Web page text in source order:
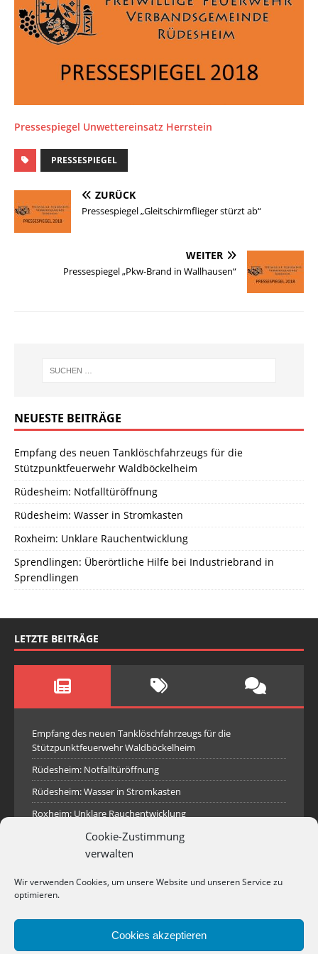
Cookie-Zustimmung
verwalten
Wir verwenden Cookies, um unsere Website und unseren Service zu
optimieren.
Cookies akzeptieren
Pressespiegel Unwettereinsatz Herrstein
PRESSESPIEGEL
ZURÜCK
Pressespiegel „Gleitschirmflieger stürzt ab“
WEITER
Pressespiegel „Pkw-Brand in Wallhausen“
NEUESTE BEITRÄGE
Empfang des neuen Tanklöschfahrzeugs für die
Stützpunktfeuerwehr Waldböckelheim
Rüdesheim: Notfalltüröffnung
Rüdesheim: Wasser in Stromkasten
Roxheim: Unklare Rauchentwicklung
Sprendlingen: Überörtliche Hilfe bei Industriebrand in
Sprendlingen
LETZTE BEITRÄGE
Empfang des neuen Tanklöschfahrzeugs für die
Stützpunktfeuerwehr Waldböckelheim
Rüdesheim: Notfalltüröffnung
Rüdesheim: Wasser in Stromkasten
Roxheim: Unklare Rauchentwicklung
Sprendlingen: Überörtliche Hilfe bei Industriebrand in
Sprendlingen
Rüdesheim: Aufgerissener Dieseltank
Industriepark Pferdsfeld: Brand eines Holzpolter